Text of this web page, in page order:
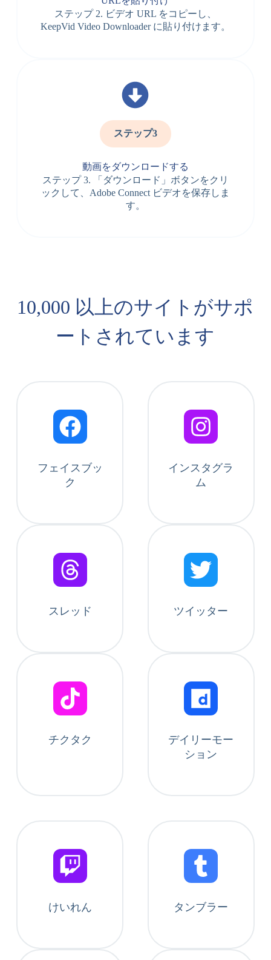
ステップ 2. ビデオ URL をコピーし、
KeepVid Video Downloader に貼り付けます。
ステップ3
動画をダウンロードする
ステップ 3. 「ダウンロード」ボタンをクリ
ックして、Adobe Connect ビデオを保存しま
す。
10,000 以上のサイトがサポ
ートされています
フェイスブッ
ク
インスタグラ
ム
スレッド ツイッター
チクタク
デイリーモー
ション
けいれん タンブラー